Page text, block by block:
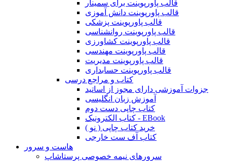
قالب پاورپوینت برای سمینار
قالب پاورپوینت دانش آموزی
قالب پاورپوینت پزشکی
قالب پاورپوینت روانشناسی
قالب پاورپوینت کشاورزی
قالب پاورپوینت مهندسی
قالب پاورپوینت مدیریت
قالب پاورپوینت حسابداری
کتاب و مراجع درسی
جزوات آموزشی دارای مجوز از اساتید
آموزش زبان انگلیسی
کتاب چاپی دست دوم
کتاب الکترونیک - EBook
خرید کتاب چاپی ( نو )
کتاب آف ست خارجی
هاست و سرور
سرورهای نیمه خصوصی پرستاشاپ